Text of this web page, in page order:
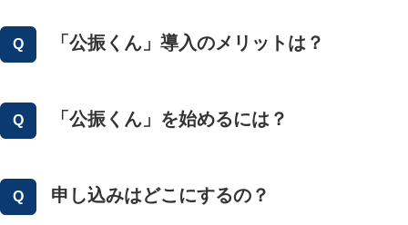
「公振くん」導入のメリットは？
「公振くん」を始めるには？
申し込みはどこにするの？